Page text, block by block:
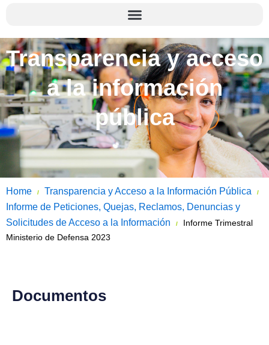
Transparencia y acceso
a la información
pública
Home / Transparencia y Acceso a la Información Pública /
Informe de Peticiones, Quejas, Reclamos, Denuncias y
Solicitudes de Acceso a la Información
/
Informe Trimestral
Ministerio de Defensa 2023
Documentos